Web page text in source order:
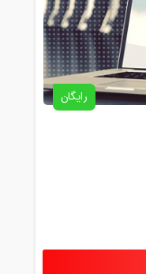
رایگان